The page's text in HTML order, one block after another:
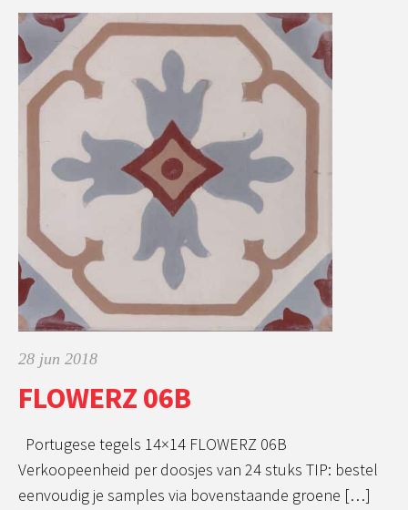
28 jun 2018
FLOWERZ 06B
Portugese tegels 14×14 FLOWERZ 06B
Verkoopeenheid per doosjes van 24 stuks TIP: bestel
eenvoudig je samples via bovenstaande groene […]